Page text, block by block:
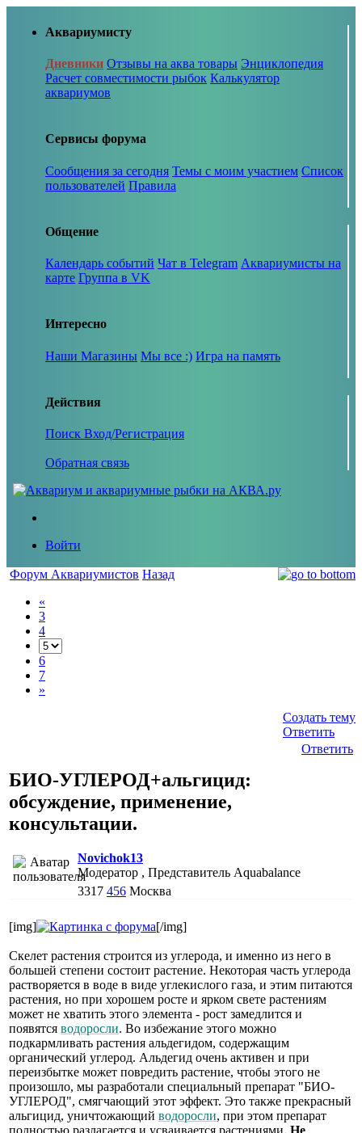
Аквариумисту
Дневники Отзывы на аква товары Энциклопедия
Расчет совместимости рыбок Калькулятор
аквариумов
Сервисы форума
Сообщения за сегодня Темы с моим участием Список
пользователей Правила
Общение
Календарь событий Чат в Telegram Аквариумисты на
карте Группа в VK
Интересно
Наши Магазины Мы все :) Игра на память
Действия
Поиск Вход/Регистрация
Обратная связь
Войти
Форум Аквариумистов Назад
«
3
4
6
7
»
Создать тему
Ответить
Ответить
БИО-УГЛЕРОД+альгицид:
обсуждение, применение,
консультации.
Novichok13
Модератор , Представитель Aquabalance
3317 456 Москва
[img] [/img]
Скелет растения строится из углерода, и именно из него в
большей степени состоит растение. Некоторая часть углерода
растворяется в воде в виде углекислого газа, и этим питаются
растения, но при хорошем росте и ярком свете растениям
может не хватить этого элемента - рост замедлится и
появятся водоросли. Во избежание этого можно
подкармливать растения альдегидом, содержащим
органический углерод. Альдегид очень активен и при
переизбытке может повредить растение, чтобы этого не
произошло, мы разработали специальный препарат "БИО-
УГЛЕРОД", смягчающий этот эффект. Это также прекрасный
альгицид, уничтожающий водоросли, при этом препарат
полностью разлагается и усваивается растениями. Не